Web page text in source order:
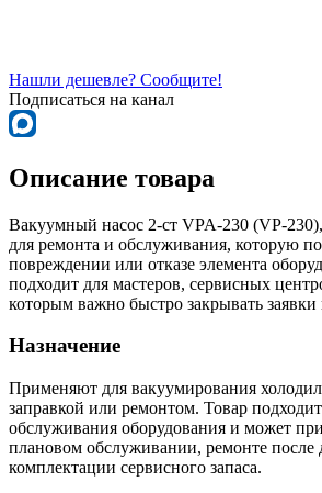
Нашли дешевле? Сообщите!
Подписаться на канал
Описание товара
Вакуумный насос 2-ст VPA-230 (VP-
для ремонта и обслуживания, которую
повреждении или отказе элемента
подходит для мастеров, сервисных
которым важно быстро закрывать заявки
Назначение
Применяют для вакуумирования
заправкой или ремонтом. Товар
обслуживания оборудования и может
плановом обслуживании, ремонте после
комплектации сервисного запаса.